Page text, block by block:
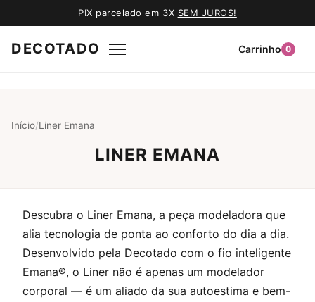
PIX parcelado em 3X SEM JUROS!
DECOTADO Carrinho 0
Início/Liner Emana
LINER EMANA
Descubra o Liner Emana, a peça modeladora que
alia tecnologia de ponta ao conforto do dia a dia.
Desenvolvido pela Decotado com o fio inteligente
Emana®, o Liner não é apenas um modelador
corporal — é um aliado da sua autoestima e bem-